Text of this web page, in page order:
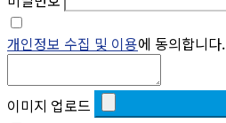
개인정보 수집 및 이용에 동의합니다.
이미지 업로드